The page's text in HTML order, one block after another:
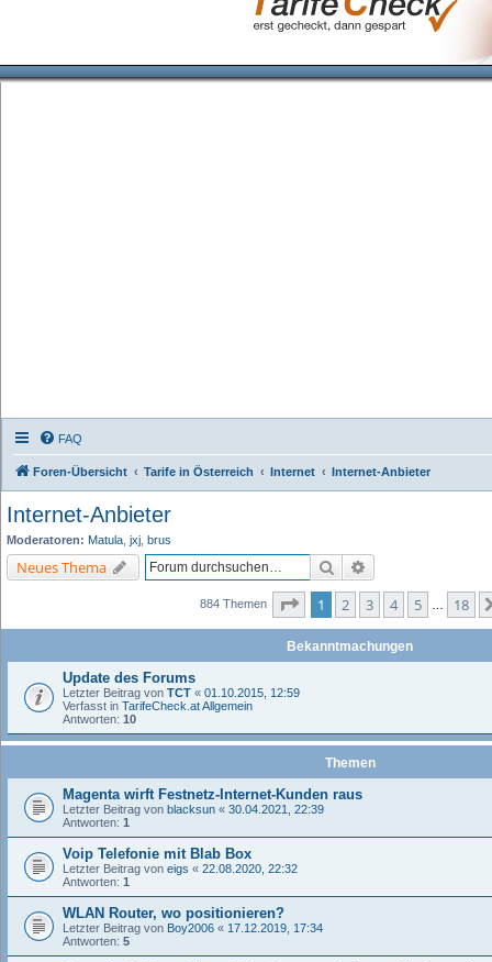
FAQ
Foren-Übersicht Tarife in Österreich Internet Internet-Anbieter
Internet-Anbieter
Moderatoren: Matula jxj brus
Neues Thema Suche
884 Themen Seite von
1 2 3 4 5 18
Bekanntmachungen
Update des Forums
Letzter Beitrag von TCT « 01.10.2015, 12:59
Verfasst in TarifeCheck.at Allgemein
Antworten: 10
Themen
Magenta wirft Festnetz-Internet-Kunden raus
Letzter Beitrag von blacksun « 30.04.2021, 22:39
Antworten: 1
Voip Telefonie mit Blab Box
Letzter Beitrag von eigs « 22.08.2020, 22:32
Antworten: 1
WLAN Router, wo positionieren?
Letzter Beitrag von Boy2006 « 17.12.2019, 17:34
Antworten: 5